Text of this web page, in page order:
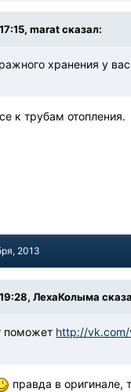
marat сказал:
хранения у
к трубам отопления.
2013
ЛехаКолыма
поможет http://
правда в оригинале,